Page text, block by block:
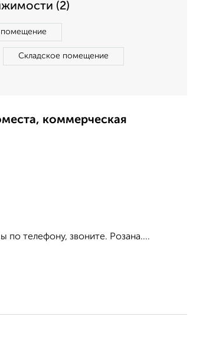
(2)
помещение
Складское помещение
коммерческая
по телефону, звоните. Розана....